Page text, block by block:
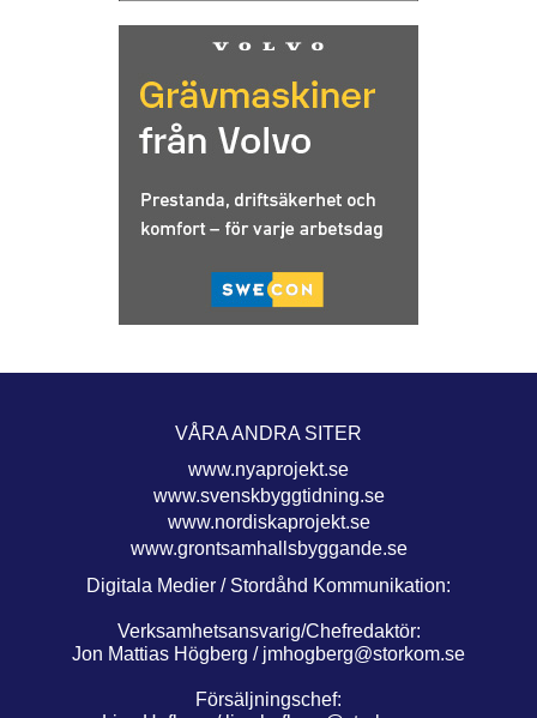
VÅRA ANDRA SITER
www.nyaprojekt.se
www.svenskbyggtidning.se
www.nordiskaprojekt.se
www.grontsamhallsbyggande.se
Digitala Medier / Stordåhd Kommunikation:
Verksamhetsansvarig/Chefredaktör:
Jon Mattias Högberg / jmhogberg@storkom.se
Försäljningschef: